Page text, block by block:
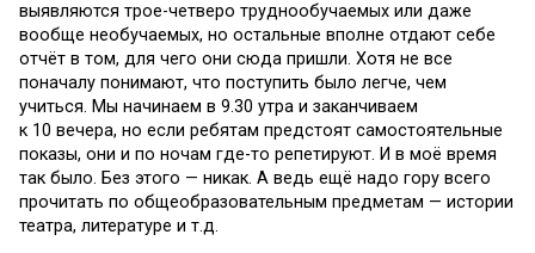
выявляются трое-четверо труднообучаемых или даже
вообще необучаемых, но остальные вполне отдают себе
отчёт в том, для чего они сюда пришли. Хотя не все
поначалу понимают, что поступить было легче, чем
учиться. Мы начинаем в 9.30 утра и заканчиваем
к 10 вечера, но если ребятам предстоят самостоятельные
показы, они и по ночам где-то репетируют. И в моё время
так было. Без этого — никак. А ведь ещё надо гору всего
прочитать по общеобразовательным предметам — истории
театра, литературе и т.д.